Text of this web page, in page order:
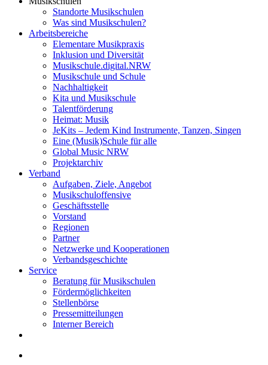
Standorte Musikschulen
Was sind Musikschulen?
Arbeitsbereiche
Elementare Musikpraxis
Inklusion und Diversität
Musikschule.digital.NRW
Musikschule und Schule
Nachhaltigkeit
Kita und Musikschule
Talentförderung
Heimat: Musik
JeKits – Jedem Kind Instrumente, Tanzen, Singen
Eine (Musik)Schule für alle
Global Music NRW
Projektarchiv
Verband
Aufgaben, Ziele, Angebot
Musikschuloffensive
Geschäftsstelle
Vorstand
Regionen
Partner
Netzwerke und Kooperationen
Verbandsgeschichte
Service
Beratung für Musikschulen
Fördermöglichkeiten
Stellenbörse
Pressemitteilungen
Interner Bereich